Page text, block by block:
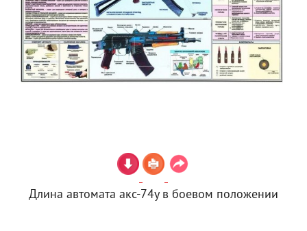
Длина автомата акс-74у в боевом положении